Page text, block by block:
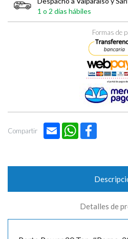
1 o 2 días hábiles
Formas de
Compartir Email WhatsApp
Detalles de